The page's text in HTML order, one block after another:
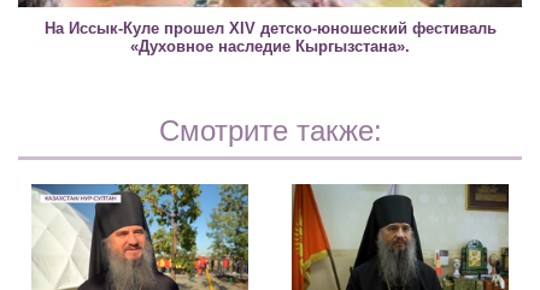
На Иссык-Куле прошел XIV детско-юношеский фестиваль
«Духовное наследие Кыргызстана».
Смотрите также: